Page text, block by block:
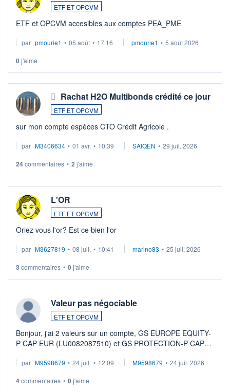
ETF ET OPCVM
ETF et OPCVM accesibles aux comptes PEA_PME
par pmourie1 • 05 août • 17:16 pmourie1 • 5 août 2026
0j'aime
Rachat H2O Multibonds crédité ce jour
ETF ET OPCVM
sur mon compte espèces CTO Crédit Agricole .
par M3406634 • 01 avr. • 10:39 SAIQEN • 29 juil. 2026
24commentaires • 2 j'aime
L'OR
ETF ET OPCVM
Oriez vous l'or? Est ce bien l'or
par M3627819 • 08 juil. • 10:41 marino83 • 25 juil. 2026
3 commentaires • 0j'aime
Valeur pas négociable
ETF ET OPCVM
Bonjour, j'ai 2 valeurs sur un compte, GS EUROPE EQUITY-
P CAP EUR (LU0082087510) et GS PROTECTION-P CAP
veux procéder à la vente, on me signale ...
par M9598679 • 24 juil. • 12:09 M9598679 • 24 juil. 2026
4commentaires • 0j'aime